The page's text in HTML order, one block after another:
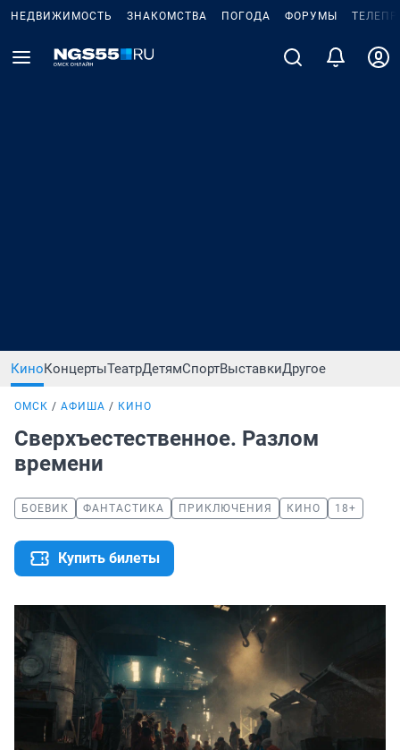
НЕДВИЖИМОСТЬ ЗНАКОМСТВА ПОГОДА ФОРУМЫ
КиноКонцертыТеатрДетямСпортВыставкиДругое
ОМСК АФИША КИНО
Сверхъестественное. Разлом
времени
БОЕВИК ФАНТАСТИКА ПРИКЛЮЧЕНИЯ КИНО 18+
Купить билеты